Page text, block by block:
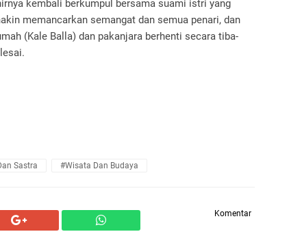
kembali berkumpul bersama suami istri yang
memancarkan semangat dan semua penari, dan
(Kale Balla) dan pakanjara berhenti secara tiba-
Sastra #Wisata Dan Budaya
Komentar